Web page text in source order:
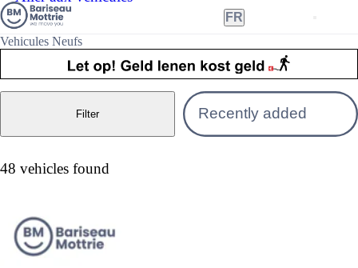
FR
Français
Vehicules Neufs
48 vehicles found
Filter